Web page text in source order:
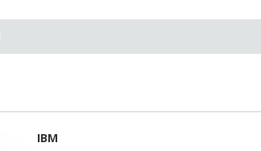
IBM